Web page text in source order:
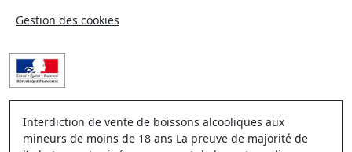
Gestion des cookies
Interdiction de vente de boissons alcooliques aux
mineurs de moins de 18 ans La preuve de majorité de